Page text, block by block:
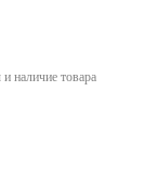
наличие товара